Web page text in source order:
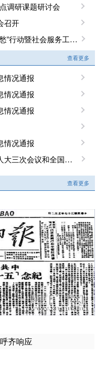
调研课题研讨会
召开
民盟甘肃省委会在河南开展“留住乡愁”行动暨社会服务工作调研
查看更多
情况通报
情况通报
情况通报
情况通报
民盟中央关于学习贯彻十四届全国人大三次会议和全国政协十四届三次会议精神的决定
查看更多
齐响应